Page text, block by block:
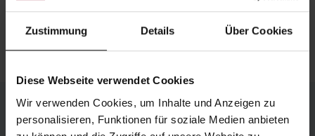
Zustimmung Details Über Cookies
Diese Webseite verwendet Cookies
Wir verwenden Cookies, um Inhalte und Anzeigen zu
personalisieren, Funktionen für soziale Medien anbieten
L'unité de refroidissement et le tiroir à copeaux
sont intégrés dans la base de la machine.
Propre configuration